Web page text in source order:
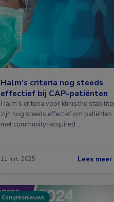
Halm’s criteria nog steeds
effectief bij CAP-patiënten
Halm’s criteria voor klinische
zijn nog steeds effectief om patiënten
met community-acquired …
11 mrt. 2025 Lees
Congresnieuws